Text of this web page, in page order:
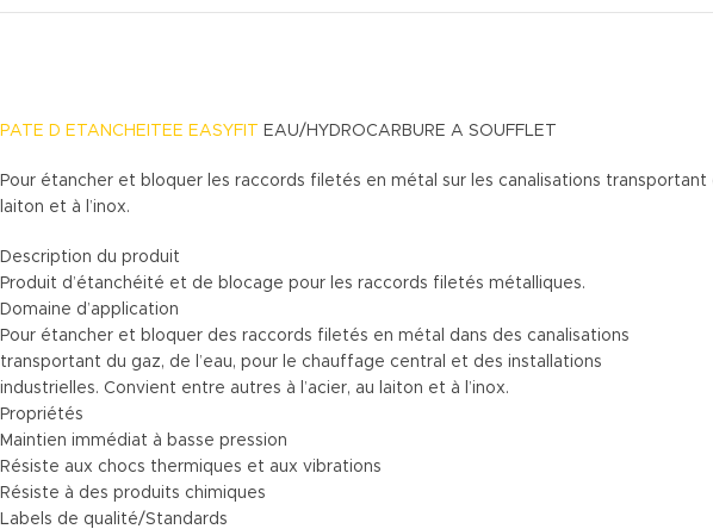
PATE D ETANCHEITEE EASYFIT EAU/HYDROCARBURE A SOUFFLET
Pour étancher et bloquer les raccords filetés en métal sur les canalisations
laiton et à l’inox.
Description du produit
Produit d’étanchéité et de blocage pour les raccords filetés métalliques.
Domaine d’application
Pour étancher et bloquer des raccords filetés en métal dans des canalisations
transportant du gaz, de l’eau, pour le chauffage central et des installations
industrielles. Convient entre autres à l’acier, au laiton et à l’inox.
Propriétés
Maintien immédiat à basse pression
Résiste aux chocs thermiques et aux vibrations
Résiste à des produits chimiques
Labels de qualité/Standards